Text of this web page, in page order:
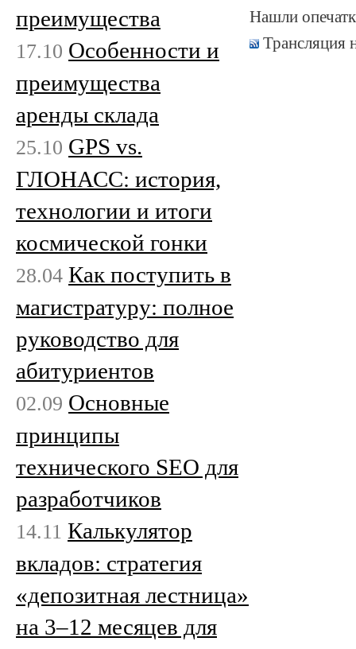
Нашли
Трансляция
преимущества
17.10 Особенности и
преимущества
аренды склада
25.10 GPS vs.
ГЛОНАСС: история,
технологии и итоги
космической гонки
28.04 Как поступить в
магистратуру: полное
руководство для
абитуриентов
02.09 Основные
принципы
технического SEO для
разработчиков
14.11 Калькулятор
вкладов: стратегия
«депозитная лестница»
на 3–12 месяцев для